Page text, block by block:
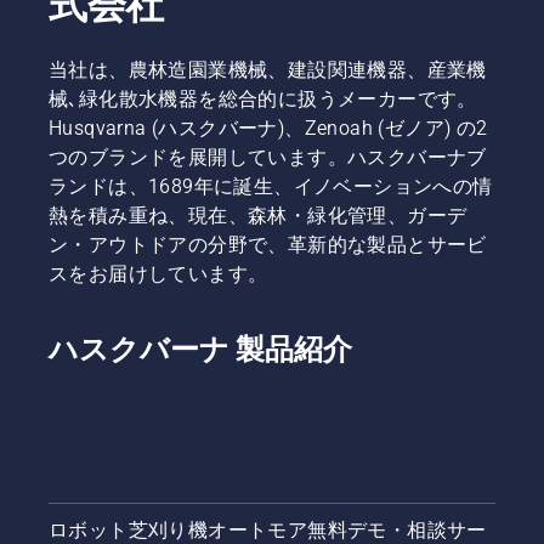
当社は、農林造園業機械、建設関連機器、産業機
械､緑化散水機器を総合的に扱うメーカーです。
Husqvarna (ハスクバーナ)、Zenoah (ゼノア) の2
つのブランドを展開しています。ハスクバーナブ
ランドは、1689年に誕生、イノベーションへの情
熱を積み重ね、現在、森林・緑化管理、ガーデ
ン・アウトドアの分野で、革新的な製品とサービ
スをお届けしています。
ハスクバーナ 製品紹介
ロボット芝刈り機オートモア無料デモ・相談サー